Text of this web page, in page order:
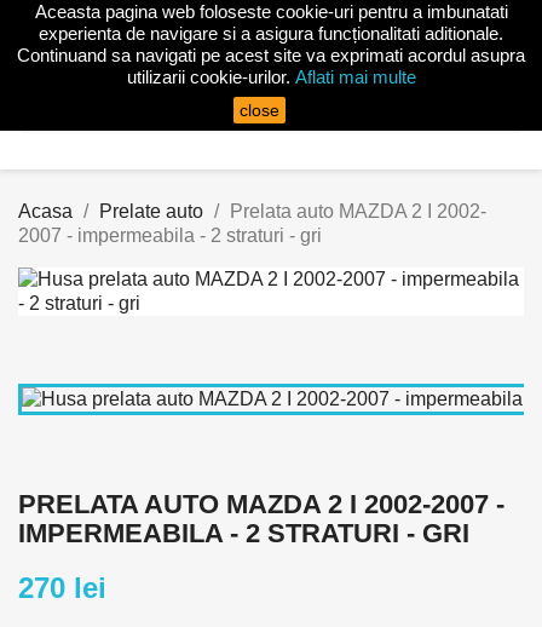
Acasa Prelate auto
Prelata auto MAZDA 2 I 2002-
2007 - impermeabila - 2 straturi - gri
PRELATA AUTO MAZDA 2 I 2002-2007 -
IMPERMEABILA - 2 STRATURI - GRI
270 lei
Aceasta pagina web foloseste cookie-uri pentru a imbunatati
experienta de navigare si a asigura funcționalitati aditionale.
Continuand sa navigati pe acest site va exprimati acordul asupra
utilizarii cookie-urilor. Aflati mai multe
close